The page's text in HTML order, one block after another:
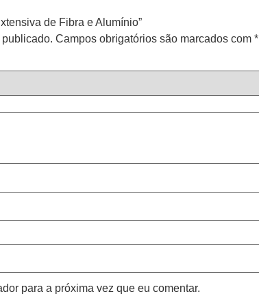
de Fibra e Alumínio”
Campos obrigatórios são marcados com*
para a próxima vez que eu comentar.